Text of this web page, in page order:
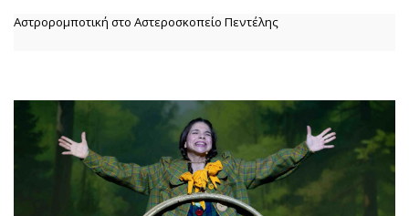
Αστρορομποτική στο Αστεροσκοπείο Πεντέλης